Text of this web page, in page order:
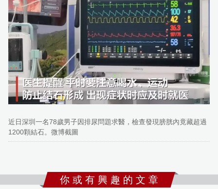
近日深圳一名78歲男子因排尿問題求醫，檢查發現膀胱內竟藏超過
1200顆結石。微博截圖
你 或 有 興 趣 的 文 章